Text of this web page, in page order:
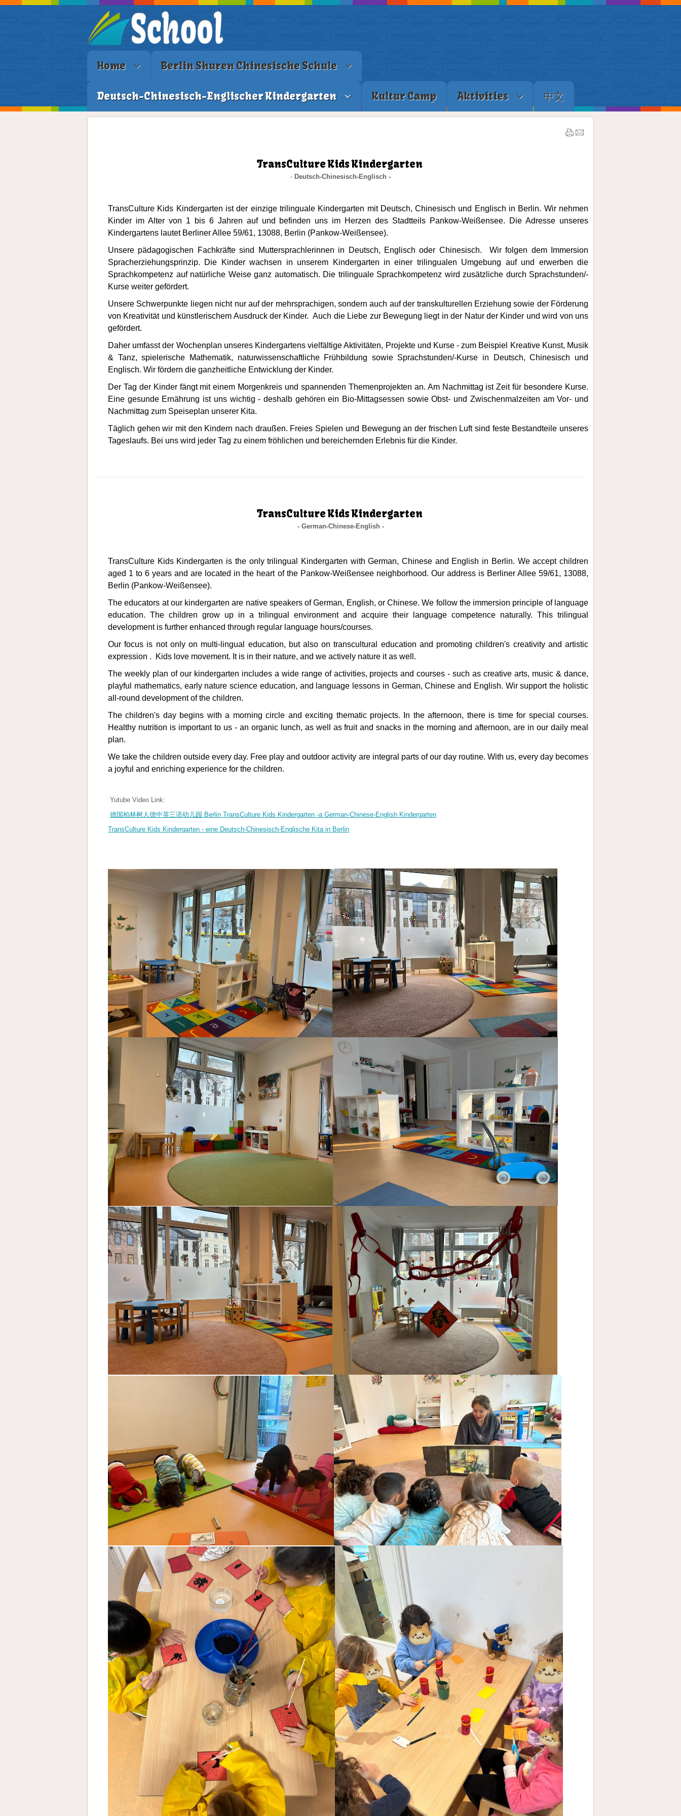
Home Berlin Shuren Chinesische Schule
Deutsch-Chinesisch-Englischer Kindergarten Kultur Camp Aktivities 中文
TransCulture Kids Kindergarten
- Deutsch-Chinesisch-Englisch -
TransCulture Kids Kindergarten ist der einzige trilinguale Kindergarten mit Deutsch, Chinesisch und Englisch in Berlin. Wir nehmen
Kinder im Alter von 1 bis 6 Jahren auf und befinden uns im Herzen des Stadtteils Pankow-Weißensee.
Die Adresse unseres
Kindergartens lautet Berliner Allee 59/61, 13088, Berlin (Pankow-Weißensee).
Unsere pädagogischen Fachkräfte sind Muttersprachlerinnen in Deutsch, Englisch oder Chinesisch. Wir folgen dem Immersion
Spracherziehungsprinzip. Die Kinder wachsen in unserem Kindergarten in einer trilingualen Umgebung auf und erwerben die
Sprachkompetenz auf natürliche Weise ganz automatisch. Die trilinguale Sprachkompetenz wird zusätzliche durch Sprachstunden/-
Kurse weiter gefördert.
Unsere Schwerpunkte liegen nicht nur auf der mehrsprachigen, sondern auch auf der transkulturellen Erziehung sowie der Förderung
von Kreativität und künstlerischem Ausdruck der Kinder. Auch die Liebe zur Bewegung liegt in der Natur der Kinder und wird von uns
gefördert.
Daher umfasst der Wochenplan unseres Kindergartens vielfältige Aktivitäten, Projekte und Kurse - zum Beispiel Kreative Kunst, Musik
& Tanz, spielerische Mathematik, naturwissenschaftliche Frühbildung sowie Sprachstunden/-Kurse in Deutsch, Chinesisch und
Englisch. Wir fördern die ganzheitliche Entwicklung der Kinder.
Der Tag der Kinder fängt mit einem Morgenkreis und spannenden Themenprojekten an. Am Nachmittag ist Zeit für besondere Kurse.
Eine gesunde Ernährung ist uns wichtig - deshalb gehören ein Bio-Mittagsessen sowie Obst- und Zwischenmalzeiten am Vor- und
Nachmittag zum Speiseplan unserer Kita.
Täglich gehen wir mit den Kindern nach draußen. Freies Spielen und Bewegung an der frischen Luft sind feste Bestandteile unseres
Tageslaufs. Bei uns wird jeder Tag zu einem fröhlichen und bereichernden Erlebnis für die Kinder.
TransCulture Kids Kindergarten
- German-Chinese-English -
TransCulture Kids Kindergarten is the only trilingual Kindergarten with German, Chinese and English in Berlin. We accept children
aged 1 to 6 years and are located in the heart of the Pankow-Weißensee neighborhood. Our addressis Berliner Allee 59/61, 13088,
Berlin (Pankow-Weißensee).
The educators at our kindergarten are native speakers of German, English, or Chinese. We follow the immersion principle of language
education. The children grow up in a trilingual environment and acquire their language competence naturally. This trilingual
development is further enhanced through regular language hours/courses.
Our focus is not only on multi-lingual education, but also on transcultural education and promoting children's creativity and artistic
expression . Kids love movement. It is in their nature, and we actively nature it as well.
The weekly plan of our kindergarten includes a wide range of activities, projects and courses - such as creative arts, music & dance,
playful mathematics, early nature science education, and language lessons in German, Chinese and English. Wir support the holistic
all-round development of the children.
The children's day begins with a morning circle and exciting thematic projects. In the afternoon, there is time for special courses.
Healthy nutrition is important to us - an organic lunch, as well as fruit and snacks in the morning and afternoon, are in our daily meal
plan.
We take the children outside every day. Free play and outdoor activity are integral parts of our day routine. With us, every day becomes
a joyful and enriching experience for the children.
Yutube Video Link:
德国柏林树人德中英三语幼儿园 Berlin TransCulture Kids Kindergarten -a German-Chinese-English Kindergarten
TransCulture Kids Kindergarten - eine Deutsch-Chinesisch-Englische Kita in Berlin